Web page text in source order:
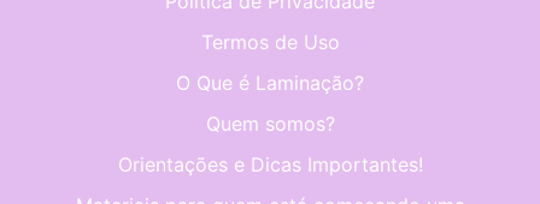
Termos de Uso
O Que é Laminação?
Quem somos?
Orientações e Dicas Importantes!